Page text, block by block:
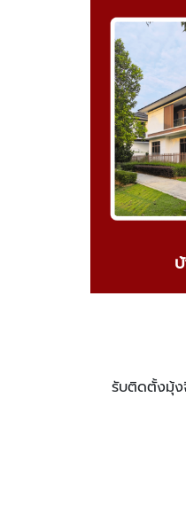
รับติดตั้งมุ้ง